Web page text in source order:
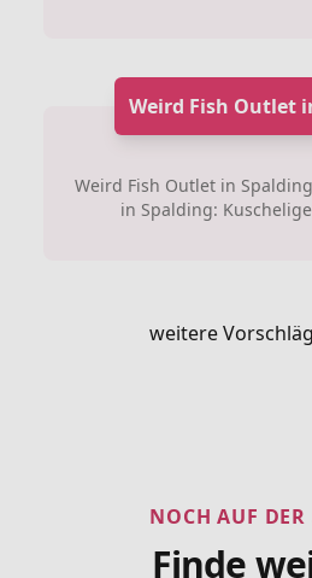
Weird Fish Outlet
Weird Fish Outlet in
in Spalding:
weitere
NOCH AUF DER
Finde